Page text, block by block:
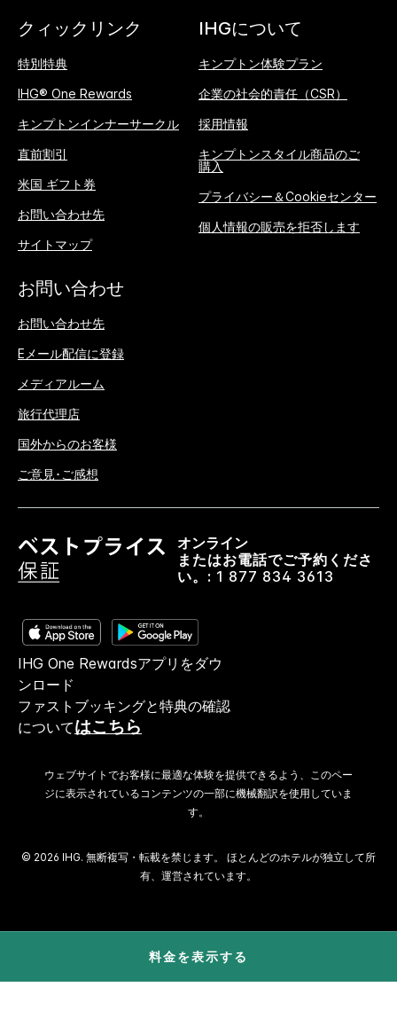
料金を表示する
クィックリンク
特別特典
IHG® One Rewards
キンプトンインナーサークル
直前割引
米国 ギフト券
お問い合わせ先
サイトマップ
IHGについて
キンプトン体験プラン
企業の社会的責任（CSR）
採用情報
キンプトンスタイル商品のご
購入
プライバシー＆Cookieセンター
個人情報の販売を拒否します
お問い合わせ
お問い合わせ先
Eメール配信に登録
メディアルーム
旅行代理店
国外からのお客様
ご意見･ご感想
オンライン
またはお電話でご予約くださ
い。: 1 877 834 3613
IHG One Rewardsアプリをダウ
ンロード
ファストブッキングと特典の確認
についてはこちら
ウェブサイトでお客様に最適な体験を提供できるよう、このペー
ジに表示されているコンテンツの一部に機械翻訳を使用していま
す。
© 2026 IHG. 無断複写・転載を禁じます。 ほとんどのホテルが独立して所
有、運営されています。